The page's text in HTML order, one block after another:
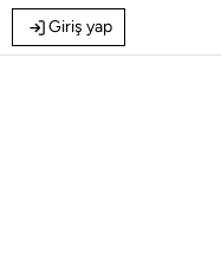
Giriş yap